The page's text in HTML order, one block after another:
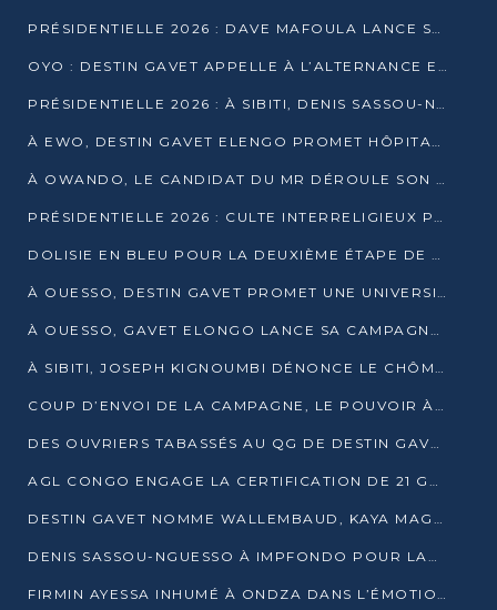
PRÉSIDENTIELLE 2026 : DAVE MAFOULA LANCE SA « VAGUE DU NOUVEAU DÉPART » À IMPFONDO
OYO : DESTIN GAVET APPELLE À L’ALTERNANCE ET À LA RESPONSABILITÉ DE LA JEUNESSE
PRÉSIDENTIELLE 2026 : À SIBITI, DENIS SASSOU-N’GUESSO PARIE SUR LES RESSOURCES DE LA LEKOUMOU
À EWO, DESTIN GAVET ELENGO PROMET HÔPITAL, CHEMIN DE FER ET AUDIT DES FINANCES PUBLIQUES
À OWANDO, LE CANDIDAT DU MR DÉROULE SON PROGRAMME DE “CHANGEMENT”
PRÉSIDENTIELLE 2026 : CULTE INTERRELIGIEUX POUR LA PAIX À OUENZÉ
DOLISIE EN BLEU POUR LA DEUXIÈME ÉTAPE DE CAMPAGNE DE DSN
À OUESSO, DESTIN GAVET PROMET UNE UNIVERSITÉ POUR LA SANGHA
À OUESSO, GAVET ELONGO LANCE SA CAMPAGNE SOUS LE SIGNE DU RENOUVEAU
À SIBITI, JOSEPH KIGNOUMBI DÉNONCE LE CHÔMAGE ET LES DÉFAILLANCES DE L’ÉTAT
COUP D’ENVOI DE LA CAMPAGNE, LE POUVOIR À POINTE-NOIRE, L’OPPOSITION À OUESSO ET SIBITI
DES OUVRIERS TABASSÉS AU QG DE DESTIN GAVET À 24 HEURES DE L’OUVERTURE DE LA CAMPAGNE
AGL CONGO ENGAGE LA CERTIFICATION DE 21 GRUTIERS AUX NORMES INTERNATIONALES
DESTIN GAVET NOMME WALLEMBAUD, KAYA MAGANE, BOUDZIKA ET MBOUSSA-ELLAH AUX COMMANDES DE SA CAMPAGNE
DENIS SASSOU-NGUESSO À IMPFONDO POUR LANCER LE CORRIDOR 13
FIRMIN AYESSA INHUMÉ À ONDZA DANS L’ÉMOTION ET LE RECUEILLEMENT